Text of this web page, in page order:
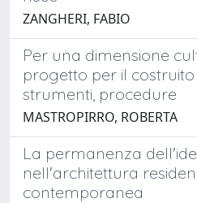
ZANGHERI, FABIO
Per una dimensione
progetto per il costruito
strumenti, procedure
MASTROPIRRO, ROBERTA
La permanenza
nell'architettura
contemporanea